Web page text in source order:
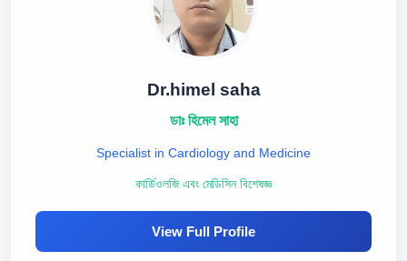
Dr.himel saha
ডাঃ হিমেল সাহা
Specialist in Cardiology and Medicine
কার্ডিওলজি এবং মেডিসিন বিশেষজ্ঞ
View Full Profile